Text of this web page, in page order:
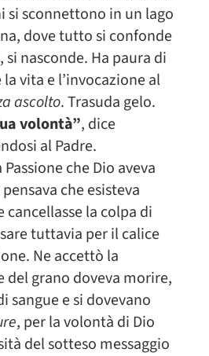
si sconnettono in un lago
dove tutto si confonde
nasconde. Ha paura di
vita e l’invocazione al
ascolto. Trasuda gelo.
volontà”, dice
al Padre.
che Dio aveva
che esisteva
cancellasse la colpa di
tuttavia per il calice
Ne accettò la
del grano doveva morire,
sangue e si dovevano
, per la volontà di Dio
del sotteso messaggio